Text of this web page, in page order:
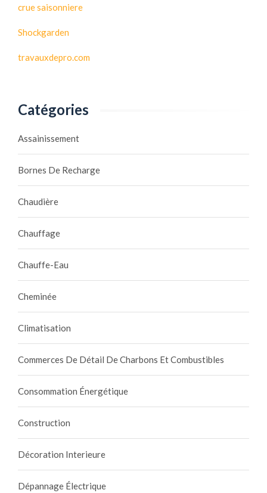
crue saisonniere
Shockgarden
travauxdepro.com
Catégories
Assainissement
Bornes De Recharge
Chaudière
Chauffage
Chauffe-Eau
Cheminée
Climatisation
Commerces De Détail De Charbons Et Combustibles
Consommation Énergétique
Construction
Décoration Interieure
Dépannage Électrique